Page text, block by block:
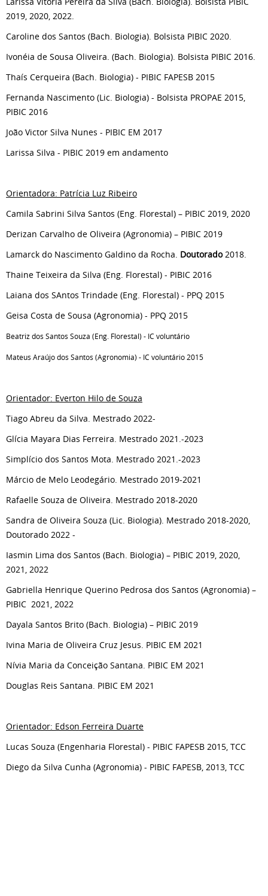
2019, 2020, 2022.
Caroline dos Santos (Bach. Biologia). Bolsista PIBIC 2020.
Ivonéia de Sousa Oliveira. (Bach. Biologia). Bolsista PIBIC 2016.
Thaís Cerqueira (Bach. Biologia) - PIBIC FAPESB 2015
Fernanda Nascimento (Lic. Biologia) - Bolsista PROPAE 2015,
PIBIC 2016
João Victor Silva Nunes - PIBIC EM 2017
Larissa Silva - PIBIC 2019 em andamento
Orientadora: Patrícia Luz Ribeiro
Camila Sabrini Silva Santos (Eng. Florestal) – PIBIC 2019, 2020
Derizan Carvalho de Oliveira (Agronomia) – PIBIC 2019
Lamarck do Nascimento Galdino da Rocha. Doutorado2018.
Thaine Teixeira da Silva (Eng. Florestal) - PIBIC 2016
Laiana dos SAntos Trindade (Eng. Florestal) - PPQ 2015
Geisa Costa de Sousa (Agronomia) - PPQ 2015
Beatriz dos Santos Souza (Eng. Florestal) - IC voluntário
Mateus Araújo dos Santos (Agronomia) - IC voluntário 2015
Orientador: Everton Hilo de Souza
Tiago Abreu da Silva. Mestrado 2022-
Glícia Mayara Dias Ferreira. Mestrado 2021.-2023
Simplício dos Santos Mota. Mestrado 2021.-2023
Márcio de Melo Leodegário. Mestrado 2019-2021
Rafaelle Souza de Oliveira. Mestrado 2018-2020
Sandra de Oliveira Souza (Lic. Biologia). Mestrado 2018-2020,
Doutorado 2022 -
Iasmin Lima dos Santos (Bach. Biologia) – PIBIC 2019, 2020,
2021, 2022
Gabriella Henrique Querino Pedrosa dos Santos (Agronomia) –
PIBIC 2021, 2022
Dayala Santos Brito (Bach. Biologia) – PIBIC 2019
Ivina Maria de Oliveira Cruz Jesus. PIBIC EM 2021
Nívia Maria da Conceição Santana. PIBIC EM 2021
Douglas Reis Santana. PIBIC EM 2021
Orientador: Edson Ferreira Duarte
Lucas Souza (Engenharia Florestal) - PIBIC FAPESB 2015, TCC
Diego da Silva Cunha (Agronomia) - PIBIC FAPESB, 2013, TCC